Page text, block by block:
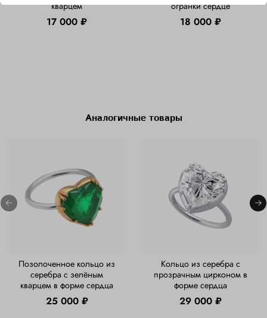
кварцем
17 000 ₽
огранки сердце
18 000 ₽
Аналогичные товары
Позолоченное кольцо из
серебра с зелёным
кварцем в форме сердца
25 000 ₽
Кольцо из серебра с
прозрачным цирконом в
форме сердца
29 000 ₽